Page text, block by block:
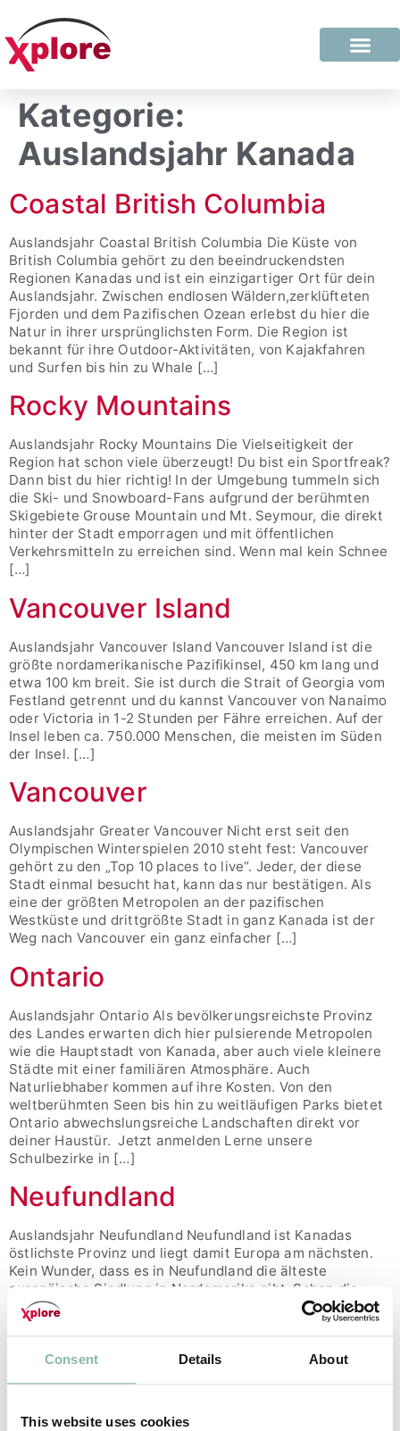
Consent Details About
This website uses cookies
Kategorie:
Auslandsjahr Kanada
Coastal British Columbia
Auslandsjahr Coastal British Columbia Die Küste von
British Columbia gehört zu den beeindruckendsten
Regionen Kanadas und ist ein einzigartiger Ort für dein
Auslandsjahr. Zwischen endlosen Wäldern,zerklüfteten
Fjorden und dem Pazifischen Ozean erlebst du hier die
Natur in ihrer ursprünglichsten Form. Die Region ist
bekannt für ihre Outdoor-Aktivitäten, von Kajakfahren
und Surfen bis hin zu Whale […]
Rocky Mountains
Auslandsjahr Rocky Mountains Die Vielseitigkeit der
Region hat schon viele überzeugt! Du bist ein Sportfreak?
Dann bist du hier richtig! In der Umgebung tummeln sich
die Ski- und Snowboard-Fans aufgrund der berühmten
Skigebiete Grouse Mountain und Mt. Seymour, die direkt
hinter der Stadt emporragen und mit öffentlichen
Verkehrsmitteln zu erreichen sind. Wenn mal kein Schnee
[…]
Vancouver Island
Auslandsjahr Vancouver Island Vancouver Island ist die
größte nordamerikanische Pazifikinsel, 450 km lang und
etwa 100 km breit. Sie ist durch die Strait of Georgia vom
Festland getrennt und du kannst Vancouver von Nanaimo
oder Victoria in 1-2 Stunden per Fähre erreichen. Auf der
Insel leben ca. 750.000 Menschen, die meisten im Süden
der Insel. […]
Vancouver
Auslandsjahr Greater Vancouver Nicht erst seit den
Olympischen Winterspielen 2010 steht fest: Vancouver
gehört zu den „Top 10 places to live“. Jeder, der diese
Stadt einmal besucht hat, kann das nur bestätigen. Als
eine der größten Metropolen an der pazifischen
Westküste und drittgrößte Stadt in ganz Kanada ist der
Weg nach Vancouver ein ganz einfacher […]
Ontario
Auslandsjahr Ontario Als bevölkerungsreichste Provinz
des Landes erwarten dich hier pulsierende Metropolen
wie die Hauptstadt von Kanada, aber auch viele kleinere
Städte mit einer familiären Atmosphäre. Auch
Naturliebhaber kommen auf ihre Kosten. Von den
weltberühmten Seen bis hin zu weitläufigen Parks bietet
Ontario abwechslungsreiche Landschaften direkt vor
deiner Haustür. Jetzt anmelden Lerne unsere
Schulbezirke in […]
Neufundland
Auslandsjahr Neufundland Neufundland ist Kanadas
östlichste Provinz und liegt damit Europa am nächsten.
Kein Wunder, dass es in Neufundland die älteste
europäische Siedlung in Nordamerika gibt. Schon die
Wikinger lebten hier, lange bevor Columbus vermeintlich
Amerika entdeckte. Die Insel hat eine wunderschöne
Küstenlinie voller Fjorde, die an Norwegen erinnern. Jetzt
anmelden Das Klima ist hier […]